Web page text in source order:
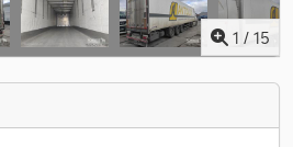
1 / 15